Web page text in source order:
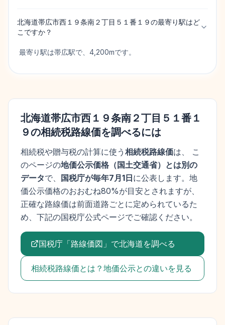
北海道帯広市西１９条南２丁目５１番１９の最寄り駅はど
こですか？
最寄り駅は帯広駅で、4,200mです。
北海道帯広市西１９条南２丁目５１番１
９の相続税路線価を調べるには
相続税や贈与税の計算に使う 相続税路線価は、 こ
のページの地価公示価格 （ 国土交通省）とは別の
データで、 国税庁が毎年7月1日に公表します。 地
価公示価格のおおむね80%が目安とされますが、
正確な路線価は前面道路ごとに定められているた
め、下記の国税庁公式ページでご確認ください。
国税庁「路線価図」で北海道を調べる
相続税路線価とは？地価公示との違いを見る